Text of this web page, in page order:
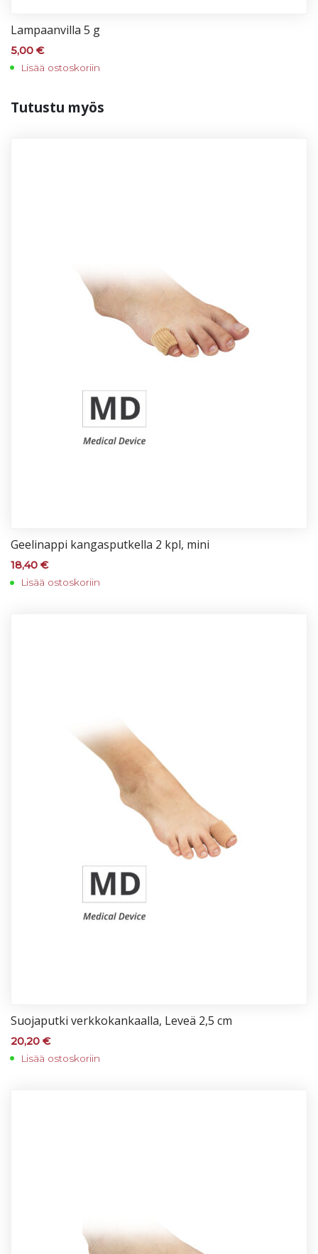
Lam­paan­vil­la 5 g
5,00 €
Lisää ostoskoriin
Tu­tus­tu myös
Gee­li­nap­pi kan­gas­put­kel­la 2 kpl, mi­ni
18,40 €
Lisää ostoskoriin
Suo­ja­put­ki verk­ko­kan­kaal­la, Le­veä 2,5 cm
20,20 €
Lisää ostoskoriin